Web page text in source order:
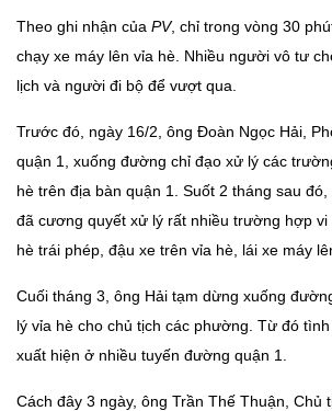
Theo ghi nhận của PV, chỉ trong vòng 30
chạy xe máy lên vỉa hè. Nhiều người vô tư
lịch và người đi bộ để vượt qua.
Trước đó, ngày 16/2, ông Đoàn Ngọc Hải,
quận 1, xuống đường chỉ đạo xử lý các
hè trên địa bàn quận 1. Suốt 2 tháng sau
đã cương quyết xử lý rất nhiều trường hợp vi
hè trái phép, đậu xe trên vỉa hè, lái xe máy
Cuối tháng 3, ông Hải tạm dừng xuống
lý vỉa hè cho chủ tịch các phường. Từ đó
xuất hiện ở nhiều tuyến đường quận 1.
Cách đây 3 ngày, ông Trần Thế Thuận, Chủ